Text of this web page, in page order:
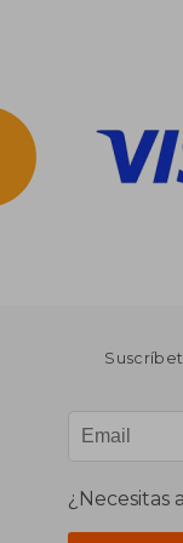
¿Necesitas